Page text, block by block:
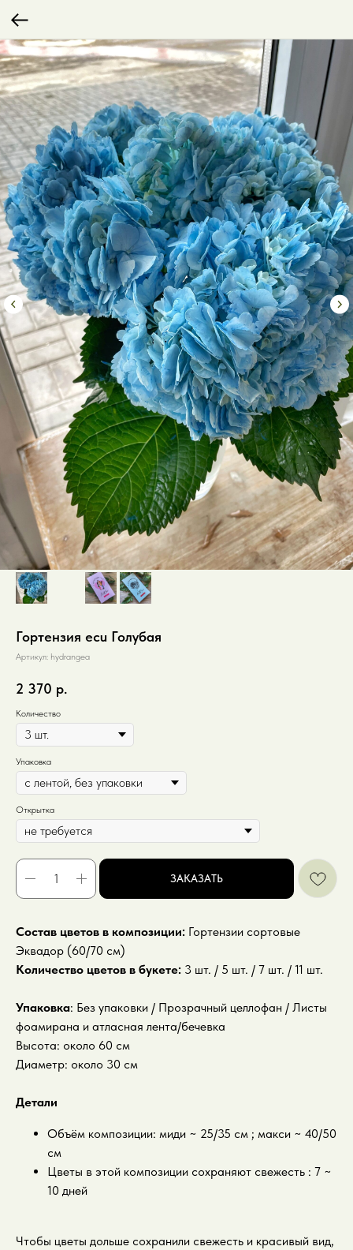
Гортензия ecu Голубая
Артикул: hydrangea
2 370 р.
Количество
Упаковка
Открытка
ЗАКАЗАТЬ
Состав цветов в композиции: Гортензии сортовые
Эквадор (60/70 см)
Количество цветов в букете: 3 шт. / 5 шт. / 7 шт. / 11 шт.
Упаковка: Без упаковки / Прозрачный целлофан / Листы
фоамирана и атласная лента/бечевка
Высота: около 60 см
Диаметр: около 30 см
Детали
Объём композиции: миди ~ 25/35 см ; макси ~ 40/50
см
Цветы в этой композиции сохраняют свежесть : 7 ~
10 дней
Чтобы цветы дольше сохранили свежесть и красивый вид,